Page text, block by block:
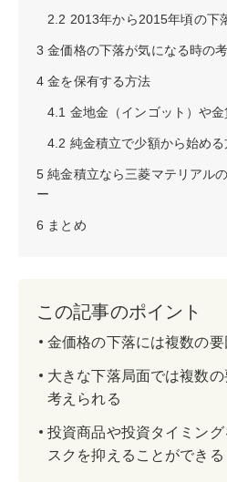
2.2 2013年から2015年頃の下
3 金価格の下落が気になる時の
4 金を保有する方法
4.1 金地金（インゴット）や
4.2 純金積立で少額から始め
5 純金積立なら三菱マテリアル
ー
6 まとめ
この記事のポイント
金価格の下落には複数の要
大きな下落局面では複数
考えられる
投資商品や投資タイミン
スクを抑えることができる